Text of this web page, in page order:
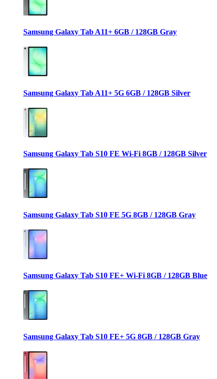
Samsung Galaxy Tab A11+ 6GB / 128GB Gray
Samsung Galaxy Tab A11+ 5G 6GB / 128GB Silver
Samsung Galaxy Tab S10 FE Wi-Fi 8GB / 128GB Silver
Samsung Galaxy Tab S10 FE 5G 8GB / 128GB Gray
Samsung Galaxy Tab S10 FE+ Wi-Fi 8GB / 128GB Blue
Samsung Galaxy Tab S10 FE+ 5G 8GB / 128GB Gray